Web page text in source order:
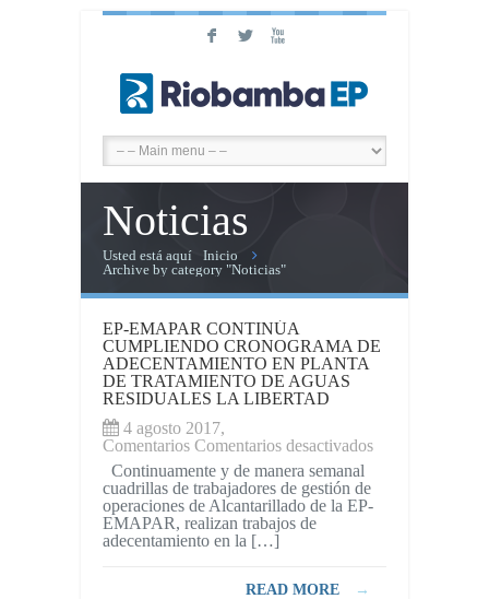
F L X
Noticias
Usted está aquí
Inicio
Archive by category "Noticias"
EP-EMAPAR CONTINÚA
CUMPLIENDO CRONOGRAMA DE
ADECENTAMIENTO EN PLANTA
DE TRATAMIENTO DE AGUAS
RESIDUALES LA LIBERTAD
4 agosto 2017,
Comentarios Comentarios desactivadosen
CUMPLIENDO
Continuamente y de manera semanal
cuadrillas de trabajadores de gestión de
operaciones de Alcantarillado de la EP-
EMAPAR, realizan trabajos de
adecentamiento en la […]
READ MORE →